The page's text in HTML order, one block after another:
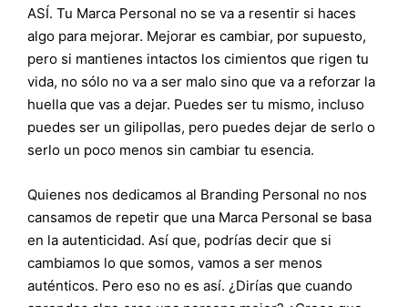
ASÍ. Tu Marca Personal no se va a resentir si haces
algo para mejorar. Mejorar es cambiar, por supuesto,
pero si mantienes intactos los cimientos que rigen tu
vida, no sólo no va a ser malo sino que va a reforzar la
huella que vas a dejar. Puedes ser tu mismo, incluso
puedes ser un gilipollas, pero puedes dejar de serlo o
serlo un poco menos sin cambiar tu esencia.
Quienes nos dedicamos al Branding Personal no nos
cansamos de repetir que una Marca Personal se basa
en la autenticidad. Así que, podrías decir que si
cambiamos lo que somos, vamos a ser menos
auténticos. Pero eso no es así. ¿Dirías que cuando